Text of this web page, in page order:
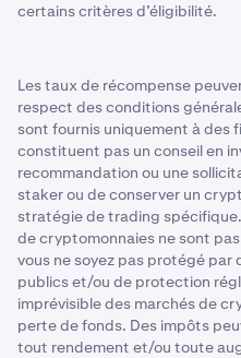
certains critères d’éligibilité.
Les taux de récompense
respect des conditions
sont fournis uniquement à des
constituent pas un conseil en
recommandation ou une
staker ou de conserver un
stratégie de trading
de cryptomonnaies ne sont
vous ne soyez pas protégé
publics et/ou de protection
imprévisible des marchés de
perte de fonds. Des impôts
tout rendement et/ou toute